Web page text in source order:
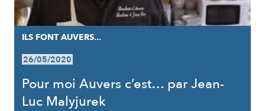
ILS FONT AUVERS...
26/05/2020
Pour moi Auvers c’est… par Jean-
Luc Malyjurek